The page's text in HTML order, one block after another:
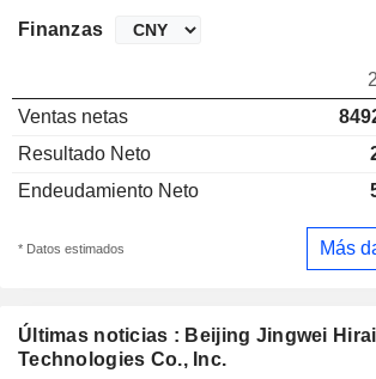
Últimas noticias : Beijing Jingwei
Technologies Co., Inc.
Finanzas
Ventas netas
Resultado Neto
Endeudamiento Neto
* Datos estimados Más